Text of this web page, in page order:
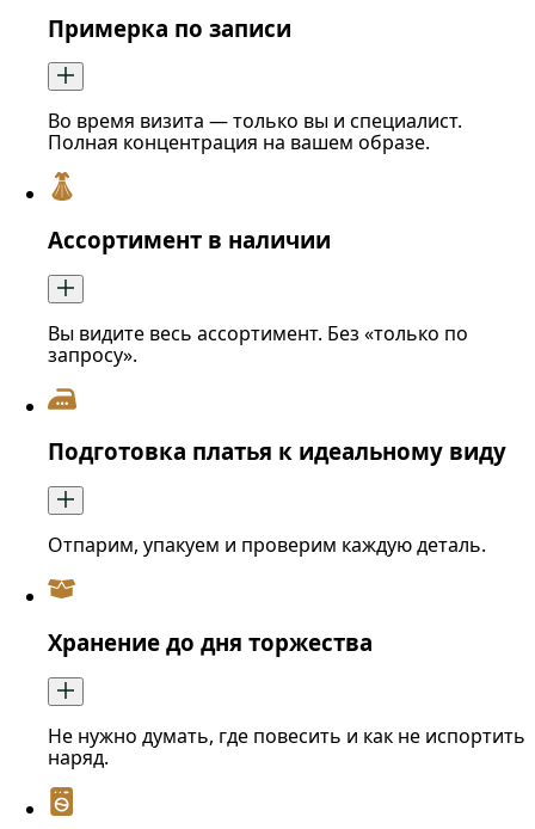
Примерка по записи
Во время визита — только вы и специалист.
Полная концентрация на вашем образе.
Ассортимент в наличии
Вы видите весь ассортимент. Без «только по
запросу».
Подготовка платья к идеальному виду
Отпарим, упакуем и проверим каждую деталь.
Хранение до дня торжества
Не нужно думать, где повесить и как не испортить
наряд.